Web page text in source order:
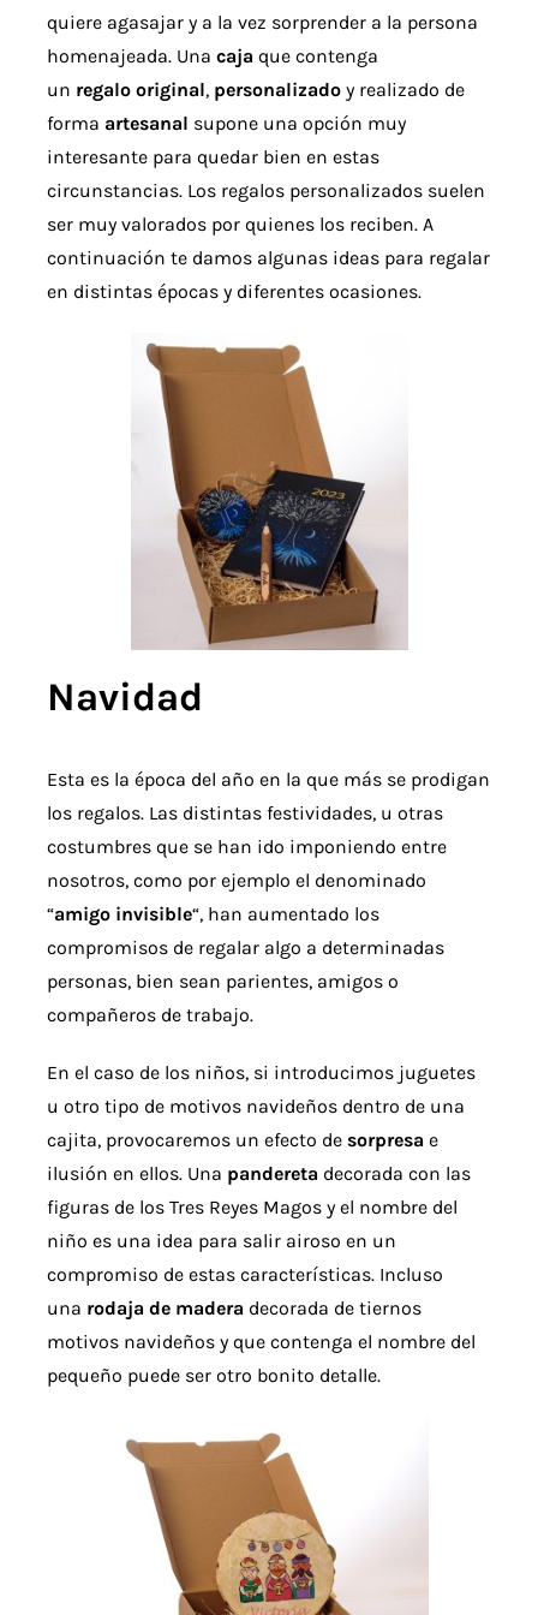
Detalles
Acuarelas
Coaching
Contacto
quiere agasajar y a la vez sorprender a la persona
homenajeada. Una caja que contenga
un regalo original, personalizadoy realizado de
forma artesanal supone una opción muy
interesante para quedar bien en estas
circunstancias. Los regalos personalizados suelen
ser muy valorados por quienes los reciben. A
continuación te damos algunas ideas para regalar
en distintas épocas y diferentes ocasiones.
Navidad
Esta es la época del año en la que más se prodigan
los regalos. Las distintas festividades, u otras
costumbres que se han ido imponiendo entre
nosotros, como por ejemplo el denominado
“amigo invisible“, han aumentado los
compromisos de regalar algo a determinadas
personas, bien sean parientes, amigos o
compañeros de trabajo.
En el caso de los niños, si introducimos juguetes
u otro tipo de motivos navideños dentro de una
cajita, provocaremos un efecto de sorpresa e
ilusión en ellos. Una pandereta decorada con las
figuras de los Tres Reyes Magos y el nombre del
niño es una idea para salir airoso en un
compromiso de estas características. Incluso
una rodaja de madera decorada de tiernos
motivos navideños y que contenga el nombre del
pequeño puede ser otro bonito detalle.